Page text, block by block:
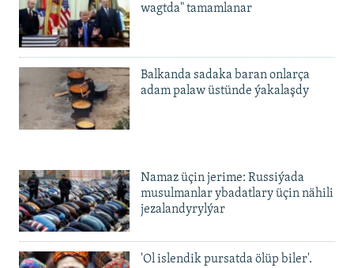
wagtda" tamamlanar
Balkanda sadaka baran onlarça
adam palaw üstünde ýakalaşdy
Namaz üçin jerime: Russiýada
musulmanlar ybadatlary üçin nähili
jezalandyrylýar
'Ol islendik pursatda ölüp biler'.